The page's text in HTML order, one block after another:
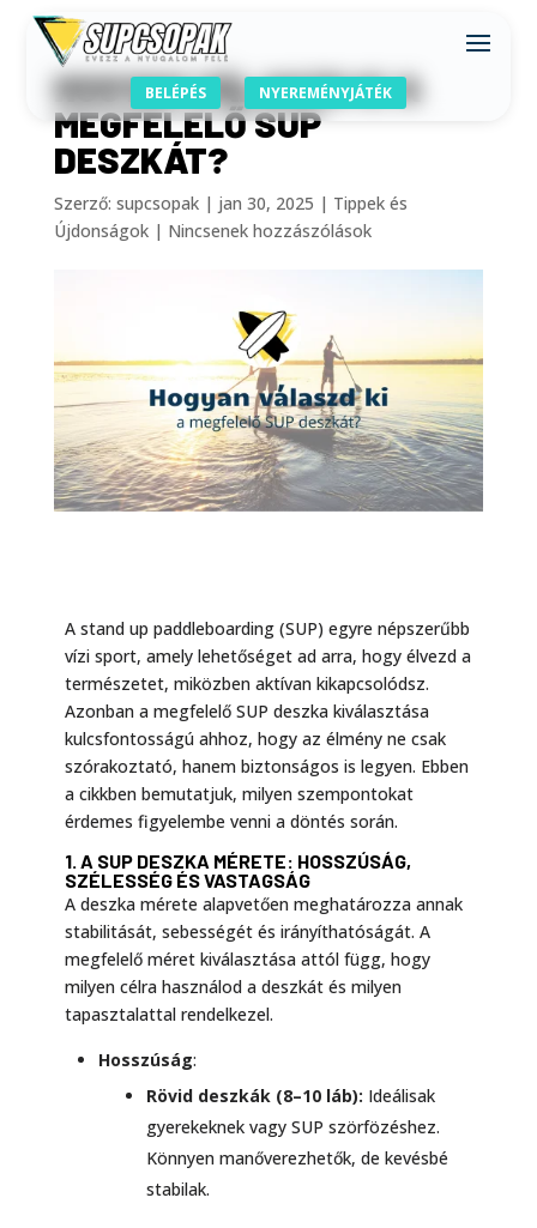
BELÉPÉS NYEREMÉNYJÁTÉK
HOGYAN VÁLASZD KI A
MEGFELELŐ SUP
DESZKÁT?
Szerző: supcsopak| jan 30, 2025 | Tippek és
Újdonságok| Nincsenek hozzászólások
A stand up paddleboarding (SUP) egyre népszerűbb
vízi sport, amely lehetőséget ad arra, hogy élvezd a
természetet, miközben aktívan kikapcsolódsz.
Azonban a megfelelő SUP deszka kiválasztása
kulcsfontosságú ahhoz, hogy az élmény ne csak
szórakoztató, hanem biztonságos is legyen. Ebben
a cikkben bemutatjuk, milyen szempontokat
érdemes figyelembe venni a döntés során.
1. A SUP DESZKA MÉRETE: HOSSZÚSÁG,
SZÉLESSÉG ÉS VASTAGSÁG
A deszka mérete alapvetően meghatározza annak
stabilitását, sebességét és irányíthatóságát. A
megfelelő méret kiválasztása attól függ, hogy
milyen célra használod a deszkát és milyen
tapasztalattal rendelkezel.
Hosszúság:
Rövid deszkák (8–10 láb): Ideálisak
gyerekeknek vagy SUP szörfözéshez.
Könnyen manőverezhetők, de kevésbé
stabilak.